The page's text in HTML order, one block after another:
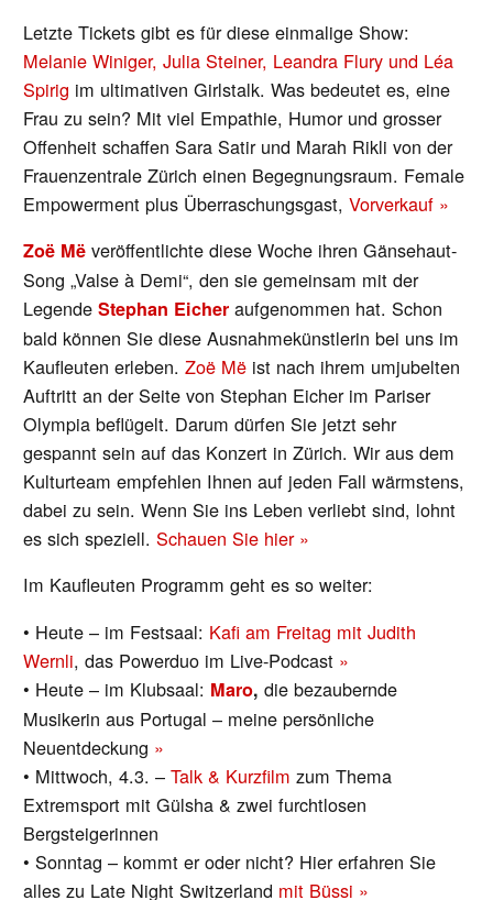
Letzte Tickets gibt es für diese einmalige Show:
Melanie Winiger, Julia Steiner, Leandra Flury und Léa
Spirig im ultimativen Girlstalk. Was bedeutet es, eine
Frau zu sein? Mit viel Empathie, Humor und grosser
Offenheit schaffen Sara Satir und Marah Rikli von der
Frauenzentrale Zürich einen Begegnungsraum. Female
Empowerment plus Überraschungsgast,Vorverkauf »
Zoë Më veröffentlichte diese Woche ihren Gänsehaut-
Song „Valse à Demi“, den sie gemeinsam mit der
LegendeStephan Eicher aufgenommen hat. Schon
bald können Sie diese Ausnahmekünstlerin bei uns im
Kaufleuten erleben.Zoë Më ist nach ihrem umjubelten
Auftritt an der Seite von Stephan Eicher im Pariser
Olympia beflügelt. Darum dürfen Sie jetzt sehr
gespannt sein auf das Konzert in Zürich. Wir aus dem
Kulturteam empfehlen Ihnen auf jeden Fall wärmstens,
dabei zu sein. Wenn Sie ins Leben verliebt sind, lohnt
es sich speziell.Schauen Sie hier »
Im Kaufleuten Programm geht es so weiter:
• Heute – im Festsaal: Kafi am Freitag mit Judith
Wernli, das Powerduo im Live-Podcast »
• Heute – im Klubsaal: Maro, die bezaubernde
Musikerin aus Portugal – meine persönliche
Neuentdeckung »
• Mittwoch, 4.3. –Talk & Kurzfilm zum Thema
Extremsport mit Gülsha & zwei furchtlosen
Bergsteigerinnen
• Sonntag – kommt er oder nicht? Hier erfahren Sie
alles zu Late Night Switzerland mit Büssi »